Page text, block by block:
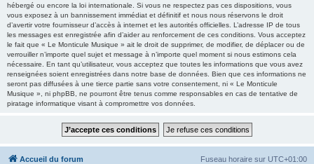
hébergé ou encore la loi internationale. Si vous ne respectez pas ces dispositions, vous
vous exposez à un bannissement immédiat et définitif et nous nous réservons le droit
d’avertir votre fournisseur d’accès à internet et les autorités officielles. L’adresse IP de tous
les messages est enregistrée afin d’aider au renforcement de ces conditions. Vous acceptez
le fait que « Le Monticule Musique » ait le droit de supprimer, de modifier, de déplacer ou de
verrouiller n’importe quel sujet et message à n’importe quel moment si nous estimons cela
nécessaire. En tant qu’utilisateur, vous acceptez que toutes les informations que vous avez
renseignées soient enregistrées dans notre base de données. Bien que ces informations ne
seront pas diffusées à une tierce partie sans votre consentement, ni « Le Monticule
Musique », ni phpBB, ne pourront être tenus comme responsables en cas de tentative de
piratage informatique visant à compromettre vos données.
Accueil du forum Fuseau horaire sur UTC+01:00